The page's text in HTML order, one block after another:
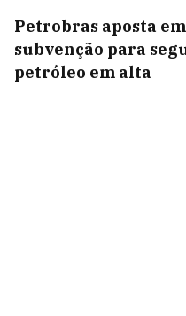
Petrobras aposta
subvenção para
petróleo em alta